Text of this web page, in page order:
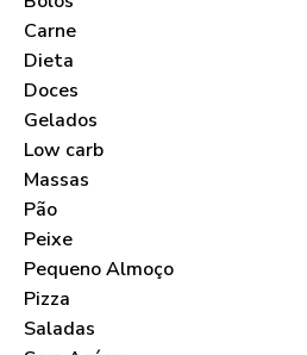
Carne
Dieta
Doces
Gelados
Low carb
Massas
Pão
Peixe
Pequeno Almoço
Pizza
Saladas